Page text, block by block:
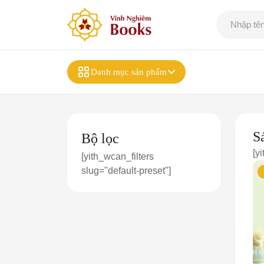
Danh mục sản phẩm
Bộ lọc
[yith_wcan_filters
slug="default-preset"]